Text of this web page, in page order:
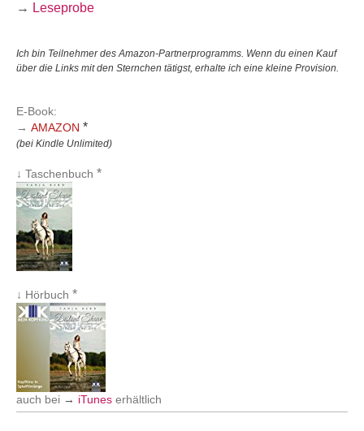
→ Leseprobe
Ich bin Teilnehmer des Amazon-Partnerprogramms. Wenn du einen Kauf
über die Links mit den Sternchen tätigst, erhalte ich eine kleine Provision.
E-Book:
→ AMAZON *
(bei Kindle Unlimited)
↓ Taschenbuch *
↓ Hörbuch *
auch bei → iTunes erhältlich